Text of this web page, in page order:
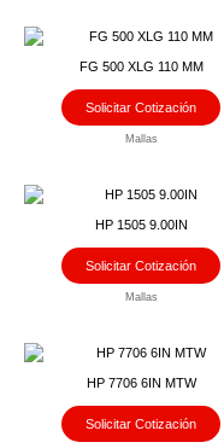
FG 500 XLG 110 MM
Solicitar Cotización
Mallas
HP 1505 9.00IN
Solicitar Cotización
Mallas
HP 7706 6IN MTW
Solicitar Cotización